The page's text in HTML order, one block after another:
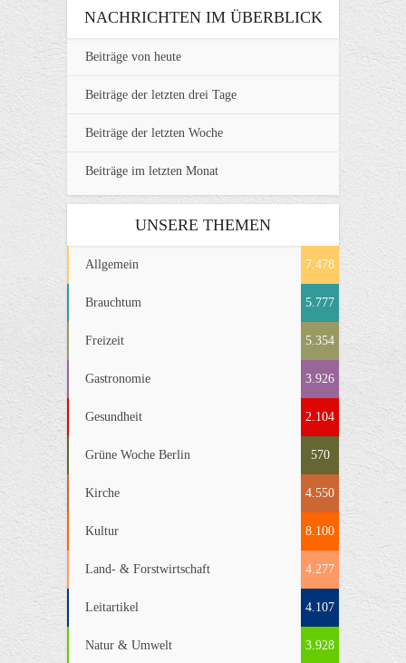
NACHRICHTEN IM ÜBERBLICK
Beiträge von heute
Beiträge der letzten drei Tage
Beiträge der letzten Woche
Beiträge im letzten Monat
UNSERE THEMEN
Allgemein 7.478
Brauchtum 5.777
Freizeit 5.354
Gastronomie 3.926
Gesundheit 2.104
Grüne Woche Berlin 570
Kirche 4.550
Kultur 8.100
Land- & Forstwirtschaft 4.277
Leitartikel 4.107
Natur & Umwelt 3.928